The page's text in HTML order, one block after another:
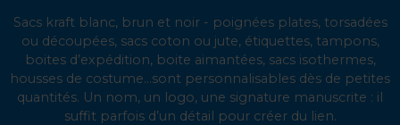
Sacs kraft blanc, brun et noir - poignées plates, torsadées
ou découpées, sacs coton ou jute, étiquettes, tampons,
boites d’expédition, boite aimantées, sacs isothermes,
housses de costume...sont personnalisables dès de petites
quantités. Un nom, un logo, une signature manuscrite : il
suffit parfois d’un détail pour créer du lien.